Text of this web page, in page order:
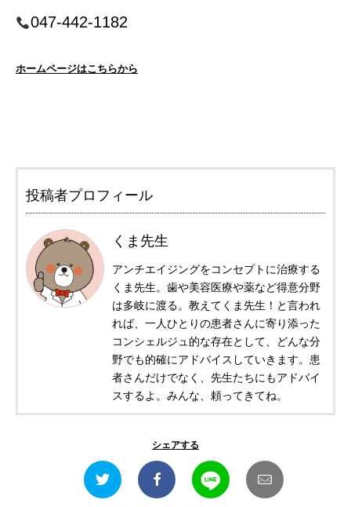
047-442-1182
ホームページはこちらから
投稿者プロフィール
くま先生
アンチエイジングをコンセプトに治療する
くま先生。歯や美容医療や薬など得意分野
は多岐に渡る。教えてくま先生！と言われ
れば、一人ひとりの患者さんに寄り添った
コンシェルジュ的な存在として、どんな分
野でも的確にアドバイスしていきます。患
者さんだけでなく、先生たちにもアドバイ
スするよ。みんな、頼ってきてね。
シェアする